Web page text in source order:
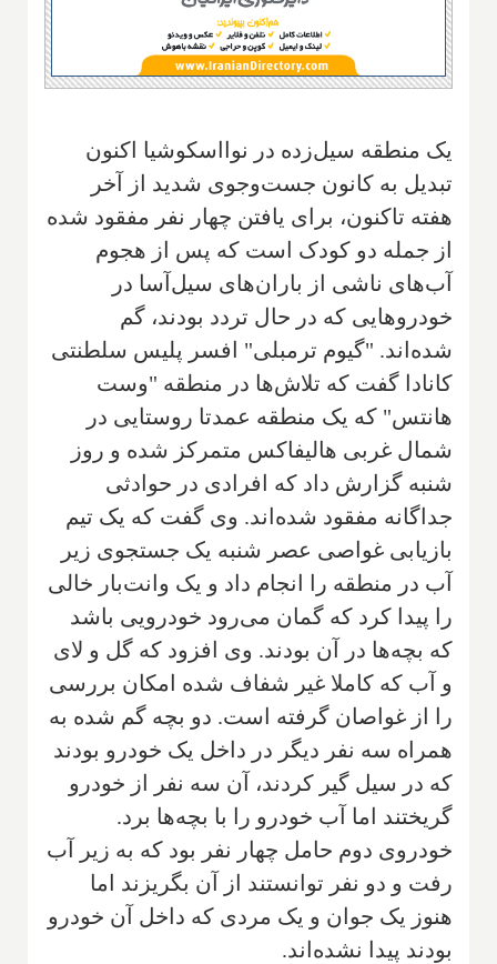
یک منطقه سیل‌زده در نوااسکوشیا اکنون
تبدیل به کانون جست‌وجوی شدید از آخر
هفته تاکنون، برای یافتن چهار نفر مفقود شده
از جمله دو کودک است که پس از هجوم
آب‌های ناشی از باران‌های سیل‌آسا در
خودروهایی که در حال تردد بودند، گم
شده‌اند. "گیوم ترمبلی" افسر پلیس سلطنتی
کانادا گفت که تلاش‌ها در منطقه "وست
هانتس" که یک منطقه عمدتا روستایی در
شمال غربی هالیفاکس متمرکز شده و روز
شنبه گزارش داد که افرادی در حوادثی
جداگانه مفقود شده‌اند. وی گفت که یک تیم
بازیابی غواصی عصر شنبه یک جستجوی زیر
آب در منطقه را انجام داد و یک وانت‌بار خالی
را پیدا کرد که گمان می‌رود خودرویی باشد
که بچه‌ها در آن بودند. وی افزود که گل و لای
و آب که کاملا غیر شفاف شده امکان بررسی
را از غواصان گرفته است. دو بچه گم شده به
همراه سه نفر دیگر در داخل یک خودرو بودند
که در سیل گیر کردند، آن سه نفر از خودرو
گریختند اما آب خودرو را با بچه‌ها برد.
خودروی دوم حامل چهار نفر بود که به زیر آب
رفت و دو نفر توانستند از آن بگریزند اما
هنوز یک جوان و یک مردی که داخل آن خودرو
بودند پیدا نشده‌اند.